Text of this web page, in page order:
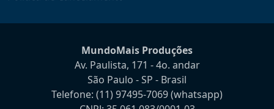
MundoMais Produções
Av. Paulista, 171 - 4o. andar
São Paulo - SP - Brasil
Telefone: (11) 97495-7069(whatsapp)